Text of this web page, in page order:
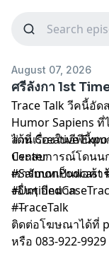
August 07, 2026
ศรีลังกา 1st
Trace Talk วีคนี้อั
Humor Sapiens ที่
ได้ที่ Creative
Center
ส่วนเรื่องในอีพีนี้พ
ประสบการณ์โดนน
เรารับบทเป็นพ่อค้
งอื่นๆ อีกมาก
#SalmonPodcast
#TraceTalk
----
ติดต่อโฆษณาได้ที่
หรือ 083-922-